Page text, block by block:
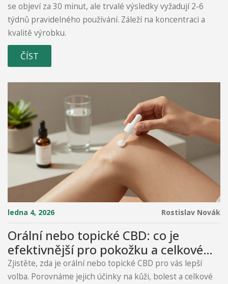
se objeví za 30 minut, ale trvalé výsledky vyžadují 2-6
týdnů pravidelného používání. Záleží na koncentraci a
kvalitě výrobku.
ČÍST
ledna 4, 2026 Rostislav Novák
Orální nebo topické CBD: co je
efektivnější pro pokožku a celkové
zdraví?
Zjistěte, zda je orální nebo topické CBD pro vás lepší
volba. Porovnáme jejich účinky na kůži, bolest a celkové